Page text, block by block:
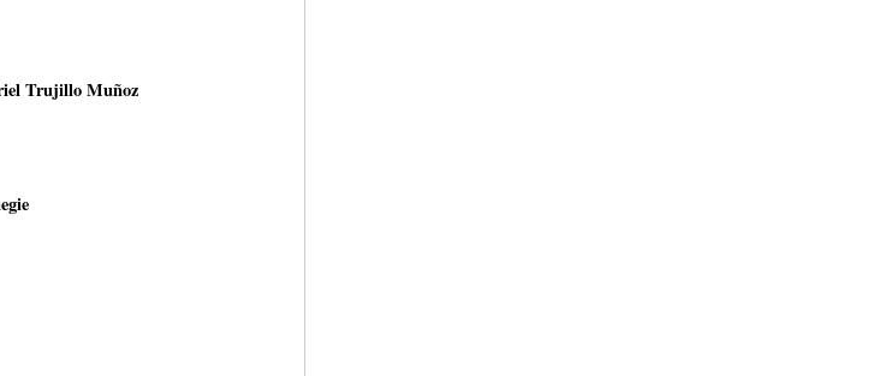
Trujillo Muñoz